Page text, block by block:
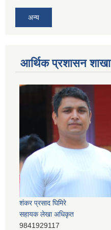
अन्य
आर्थिक प्रशासन शाखा
शंकर प्रसाद घिमिरे
सहायक लेखा अधिकृत
9841929117